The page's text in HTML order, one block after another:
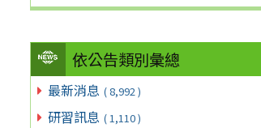
依公告類別彙總
最新消息 ( 8,992 )
研習訊息 ( 1,110 )